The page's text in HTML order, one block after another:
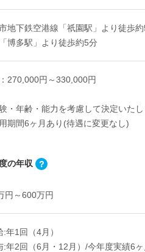
地下鉄空港線「祇園駅」より徒歩
博多駅」より徒歩約5分
270,000円～330,000円
・年齢・能力を考慮して決定いたし
期間6ヶ月あり(待遇に変更なし)
の年収
円～600万円
:年1回（4月）
:年2回（6月・12月）/今年度実績6ヶ